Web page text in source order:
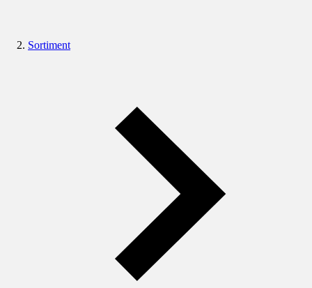
Sortiment